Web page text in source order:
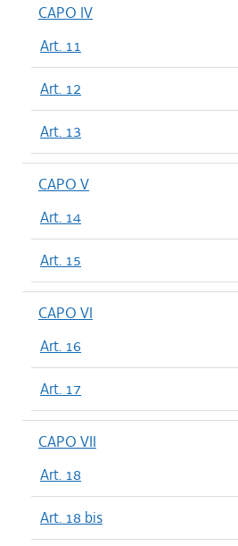
CAPO IV
Art. 11
Art. 12
Art. 13
CAPO V
Art. 14
Art. 15
CAPO VI
Art. 16
Art. 17
CAPO VII
Art. 18
Art. 18 bis